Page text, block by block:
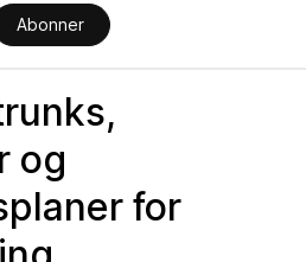
Abonner
og
for